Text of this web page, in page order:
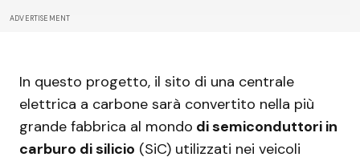
ADVERTISEMENT
In questo progetto, il sito di una centrale
elettrica a carbone sarà convertito nella più
grande fabbrica al mondo di semiconduttori in
carburo di silicio (SiC) utilizzati nei veicoli